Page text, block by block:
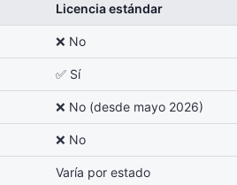
Licencia estándar
❌ No
✅ Sí
❌ No (desde mayo 2026)
❌ No
Varía por estado